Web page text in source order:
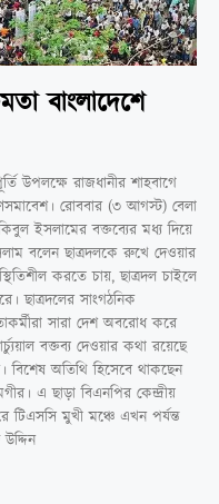
বাংলাদেশে
উপলক্ষে রাজধানীর শাহবাগে
রোববার (৩ আগস্ট) বেলা
ইসলামের বক্তব্যের মধ্য দিয়ে
বলেন ছাত্রদলকে রুখে দেওয়ার
করতে চায়, ছাত্রদল চাইলে
ছাত্রদলের সাংগঠনিক
সারা দেশ অবরোধ করে
বক্তব্য দেওয়ার কথা রয়েছে
বিশেষ অতিথি হিসেবে থাকছেন
এ ছাড়া বিএনপির কেন্দ্রীয়
টিএসসি মুখী মঞ্চে এখন পর্যন্ত